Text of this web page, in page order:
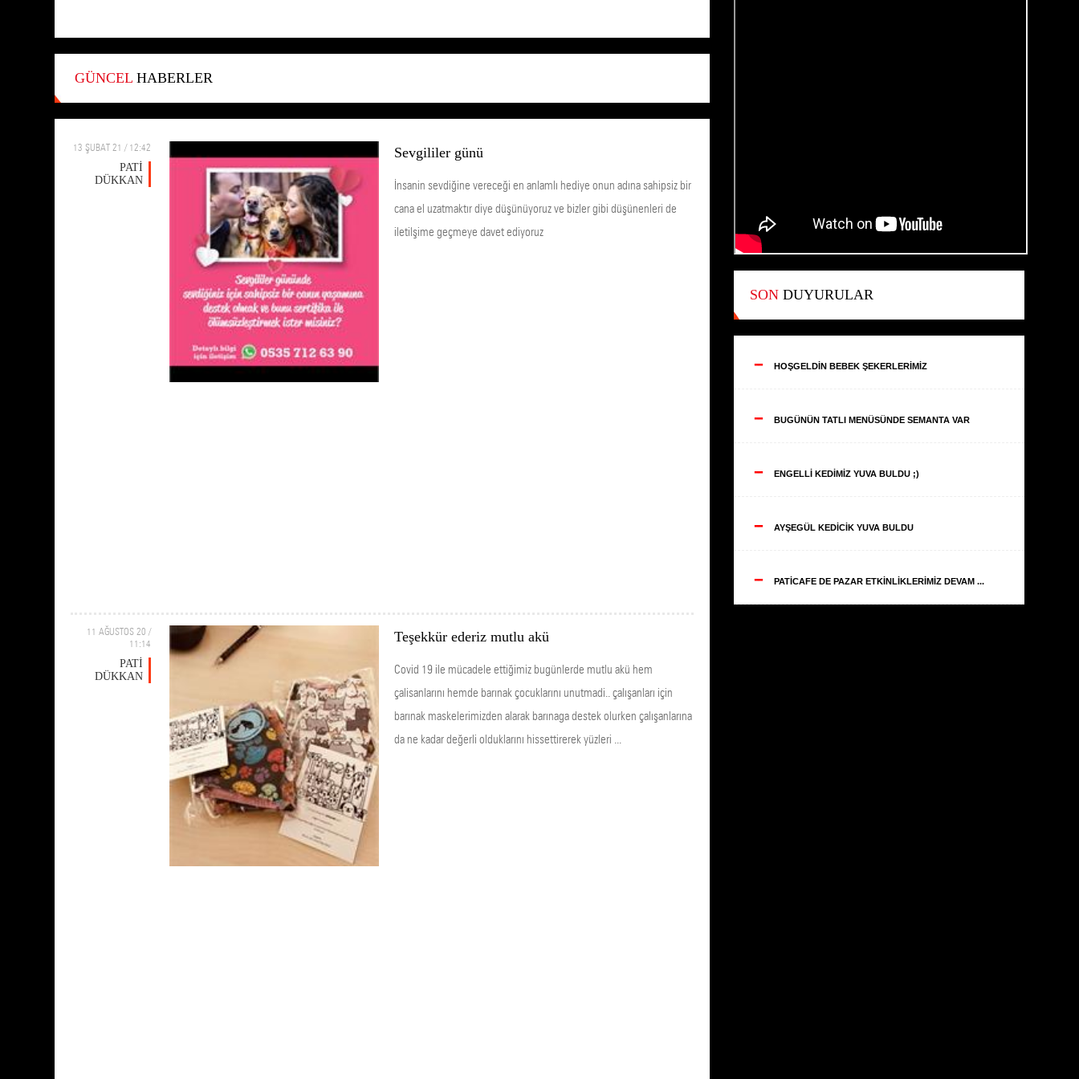
GÜNCELHABERLER
13 ŞUBAT 21 / 12:42
PATİ
DÜKKAN
Sevgililer günü
İnsanin sevdiğine vereceği en anlamlı hediye onun adına sahipsiz bir
cana el uzatmaktır diye düşünüyoruz ve bizler gibi düşünenleri de
iletilşime geçmeye davet ediyoruz
11 AĞUSTOS 20 /
11:14
PATİ
DÜKKAN
Teşekkür ederiz mutlu akü
Covid 19 ile mücadele ettiğimiz bugünlerde mutlu akü hem
çalisanlarını hemde barınak çocuklarını unutmadi.. çalışanları için
barınak maskelerimizden alarak barınaga destek olurken çalışanlarına
da ne kadar değerli olduklarını hissettirerek yüzleri ...
SONDUYURULAR
-- HOŞGELDİN BEBEK ŞEKERLERİMİZ
-- BUGÜNÜN TATLI MENÜSÜNDE SEMANTA VAR
-- ENGELLİ KEDİMİZ YUVA BULDU ;)
-- AYŞEGÜL KEDİCİK YUVA BULDU
-- PATİCAFE DE PAZAR ETKİNLİKLERİMİZ DEVAM ...